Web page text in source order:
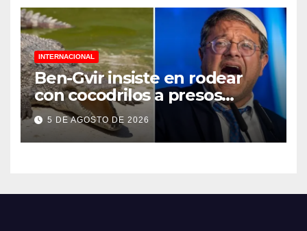
INTERNACIONAL
Ben-Gvir insiste en rodear
con cocodrilos a presos
palestinos
5 DE AGOSTO DE 2026